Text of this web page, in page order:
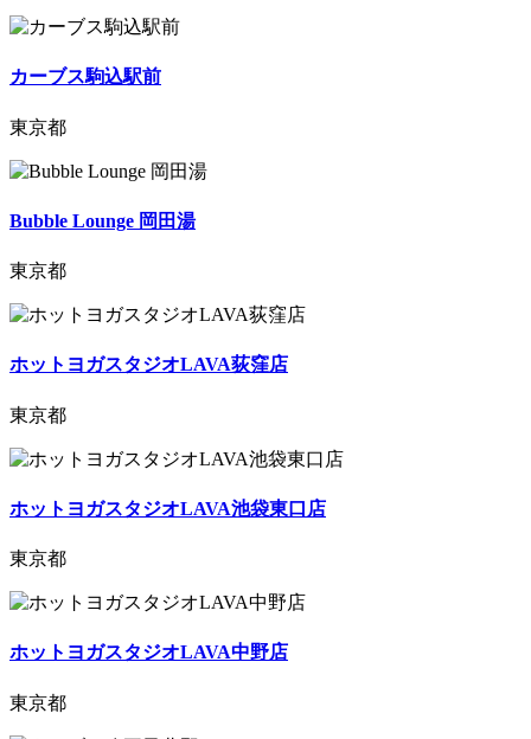
カーブス駒込駅前
東京都
Bubble Lounge 岡田湯
東京都
ホットヨガスタジオLAVA荻窪店
東京都
ホットヨガスタジオLAVA池袋東口店
東京都
ホットヨガスタジオLAVA中野店
東京都